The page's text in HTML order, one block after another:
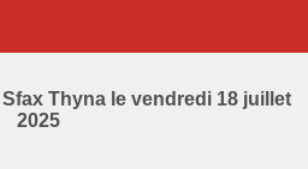
Thyna le vendredi 18 juillet
2025